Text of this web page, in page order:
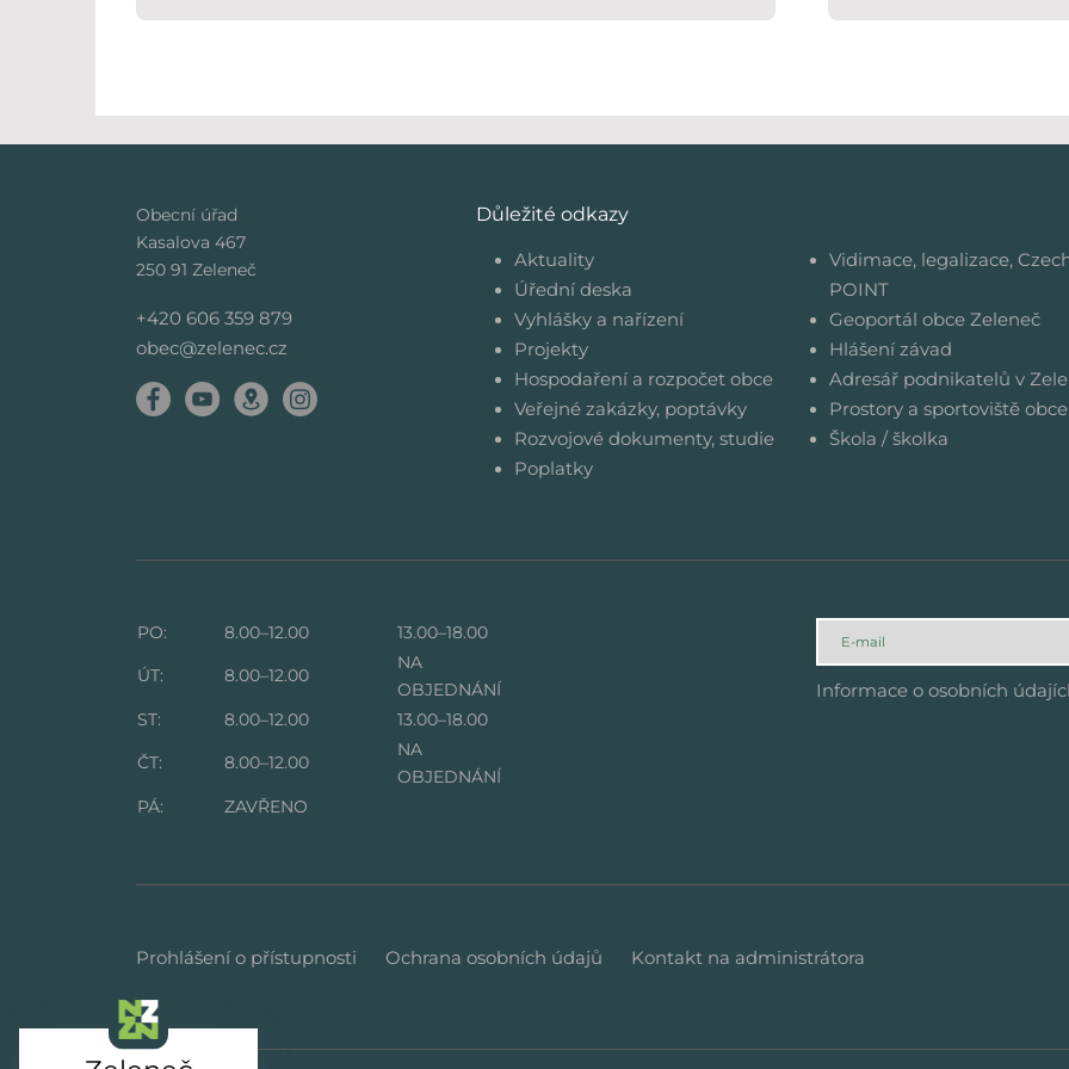
Obecní úřad
Kasalova 467
250 91 Zeleneč
+420 606 359 879
obec@zelenec.cz
Důležité odkazy
Aktuality
Úřední deska
Vyhlášky a nařízení
Projekty
Hospodaření a rozpočet obce
Veřejné zakázky, poptávky
Rozvojové dokumenty, studie
Poplatky
Vidimace, legalizace,
POINT
Geoportál obce Zeleneč
Hlášení závad
Adresář podnikatelů v
Prostory a sportoviště obce
Škola / školka
PO: 8.00–12.00
13.00–18.00
ÚT:
8.00–12.00
NA
OBJEDNÁNÍ
ST:
8.00–12.00
13.00–18.00
ČT:
8.00–12.00
NA
OBJEDNÁNÍ
PÁ:
ZAVŘENO
Informace o osobních
Prohlášení o přístupnosti Ochrana osobních údajů Kontakt na administrátora